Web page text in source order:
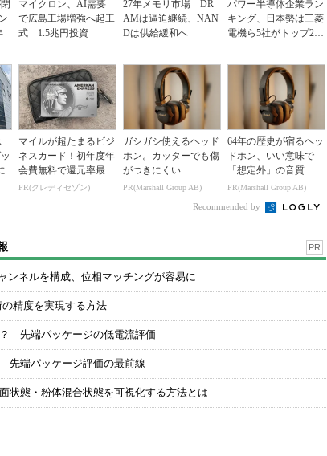
マイクロン、AI需要
で広島工場増強へ起工
式 1.5兆円投資
27年メモリ市場 DR
AMは逼迫継続、NAN
Dは供給緩和へ
パワー半導体企業ラン
キング、日本勢は三菱
電機ら5社がトップ20
マイルが超たまるビジ
ネスカード！初年度年
会費無料で還元率最大
1.125%
PR(クレディセゾン)
ガシガシ使えるヘッド
ホン。カッターでも傷
がつきにくい
PR(Marshall Group AB)
64年の歴史が宿るヘッ
ドホン、いい意味で
「想定外」の音質
PR(Marshall Group AB)
Recommended by
PR
ンネルを構成、位相マッチングが容易に
精度を実現する方法
先端パッケージの低電流評価
先端パッケージ評価の最前線
状態・粉体混合状態を可視化する方法とは